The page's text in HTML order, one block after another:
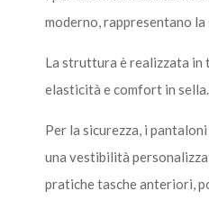
moderno, rappresentano
La struttura è realizzata in
elasticità e comfort in
Per la sicurezza, i
una vestibilità
pratiche tasche anteriori,